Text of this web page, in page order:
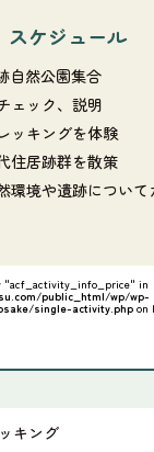
スケジュール
自然公園集合
ェック、説明
ッキングを体験
住居跡群を散策
環境や遺跡につい
"acf_activity_info_price" in
public_html/wp/wp-
single-activity.php on
キング